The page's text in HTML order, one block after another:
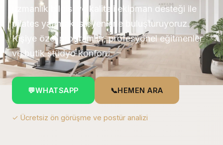
uzmanlık bilgisi ve kaliteli ekipman desteği ile
pilates yapmak isteyenlerle buluşturuyoruz.
Kişiye özel programlar, profesyonel eğitmenler
ve butik stüdyo konforu.
💬WHATSAPP 📞HEMEN ARA
✓ Ücretsiz ön görüşme ve postür analizi